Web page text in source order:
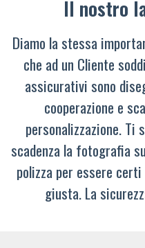
Il nostro
Diamo la stessa
che ad un Cliente
assicurativi sono
cooperazione e
personalizzazione. Ti
scadenza la fotografia
polizza per essere
giusta. La